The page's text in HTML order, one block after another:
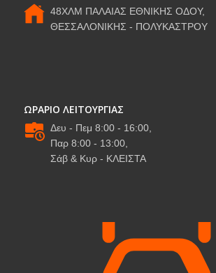
48ΧΛΜ ΠΑΛΑΙΑΣ ΕΘΝΙΚΗΣ ΟΔΟΥ,
ΘΕΣΣΑΛΟΝΙΚΗΣ - ΠΟΛΥΚΑΣΤΡΟΥ
ΩΡΑΡΙΟ ΛΕΙΤΟΥΡΓΙΑΣ
Δευ - Πεμ 8:00 - 16:00,
Παρ 8:00 - 13:00,
Σάβ & Κυρ - ΚΛΕΙΣΤΑ